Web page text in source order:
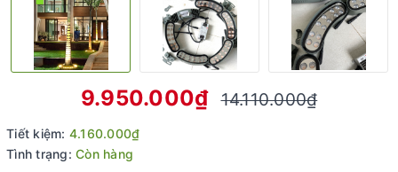
9.950.000₫ 14.110.000₫
Tiết kiệm: 4.160.000₫
Tình trạng: Còn hàng